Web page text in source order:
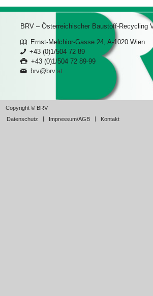
BRV – Österreichischer Baustoff-Recycling
Ernst-Melchior-Gasse 24, A-1020 Wien
+43 (0)1/504 72 89
+43 (0)1/504 72 89-99
brv@brv.at
Copyright © BRV
Datenschutz
Impressum/AGB Kontakt